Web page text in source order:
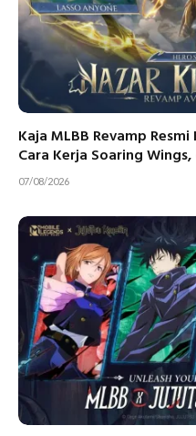
Kaja MLBB Revamp
Cara Kerja Soaring
07/08/2026